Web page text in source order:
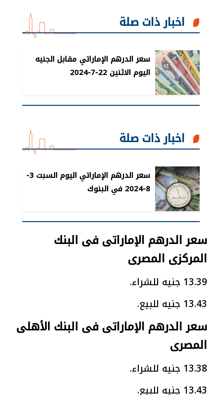
اخبار ذات صلة
سعر الدرهم الإماراتي مقابل الجنيه
اليوم الاثنين 22-7-2024
اخبار ذات صلة
سعر الدرهم الإماراتي اليوم السبت 3-
8-2024 في البنوك
سعر الدرهم الإماراتى فى البنك
المركزى المصرى
13.39 جنيه للشراء.
13.43 جنيه للبيع.
سعر الدرهم الإماراتى فى البنك الأهلى
المصرى
13.38 جنيه للشراء.
13.43 جنيه للبيع.